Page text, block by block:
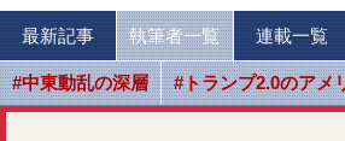
最新記事 執筆者一覧 連載一覧
#中東動乱の深層 #トランプ2.0のアメ